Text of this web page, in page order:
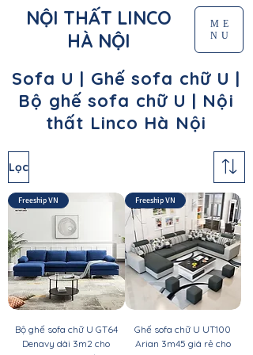
NỘI THẤT LINCO
HÀ NỘI
ME
NU
Sofa U | Ghế sofa chữ U |
Bộ ghế sofa chữ U | Nội
thất Linco Hà Nội
Lọc
Freeship VN
Bộ ghế sofa chữ U GT64
Denavy dài 3m2 cho
Freeship VN
Ghế sofa chữ U UT100
Arian 3m45 giá rẻ cho